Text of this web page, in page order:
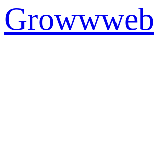
Growwweb